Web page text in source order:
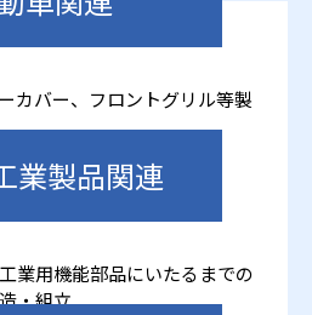
カバー、フロントグリル等製
業製品関連
業用機能部品にいたるまでの
・組立